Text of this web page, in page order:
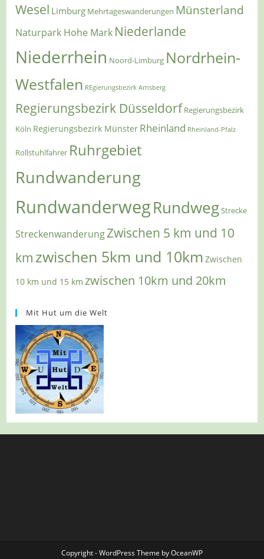
Wesel Limburg Mehrtageswanderungen Münsterland
Naturpark Hohe Mark Niederlande
Niederrhein Noord-Limburg Nordrhein-
Westfalen REgierungsbezirk Arnsberg
Regierungsbezirk Düsseldorf Regierungsbezirk
Köln Regierungsbezirk Münster Rheinland Rheinland-Pfalz
Rollstuhlfahrer Ruhrgebiet
Rundwanderung
RundwanderwegRundwegStrecke
StreckenwanderungZwischen 5 km und 10
km zwischen 5km und 10km Zwischen
10 km und 15 km zwischen 10km und 20km
Mit Hut um die Welt
Copyright - WordPress Theme by OceanWP